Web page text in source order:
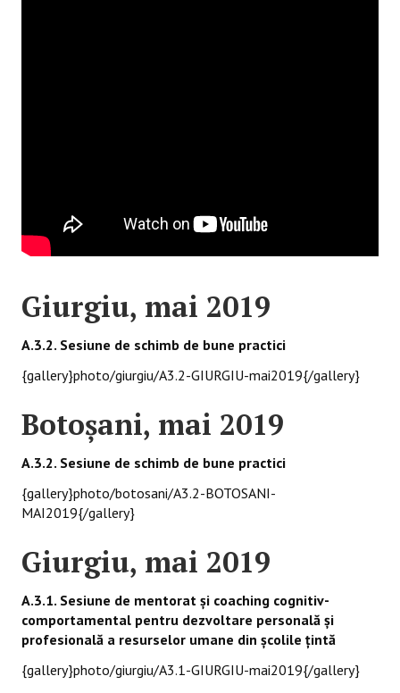
Giurgiu, mai 2019
A.3.2. Sesiune de schimb de bune practici
{gallery}photo/giurgiu/A3.2-GIURGIU-mai2019{/gallery}
Botoşani, mai 2019
A.3.2. Sesiune de schimb de bune practici
{gallery}photo/botosani/A3.2-BOTOSANI-
MAI2019{/gallery}
Giurgiu, mai 2019
A.3.1. Sesiune de mentorat și coaching cognitiv-
comportamental pentru dezvoltare personală și
profesională a resurselor umane din școlile ţintă
{gallery}photo/giurgiu/A3.1-GIURGIU-mai2019{/gallery}